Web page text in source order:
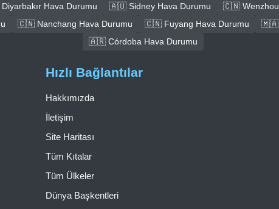
Hava Durumu 🇦🇺 Sidney Hava Durumu 🇨🇳 Wenzhou
🇨🇳 Nanchang Hava Durumu 🇨🇳 Fuyang Hava Durumu 🇲🇦
🇦🇷 Córdoba Hava Durumu
Hızlı Bağlantılar
Hakkımızda
İletişim
Site Haritası
Tüm Kıtalar
Tüm Ülkeler
Dünya Başkentleri